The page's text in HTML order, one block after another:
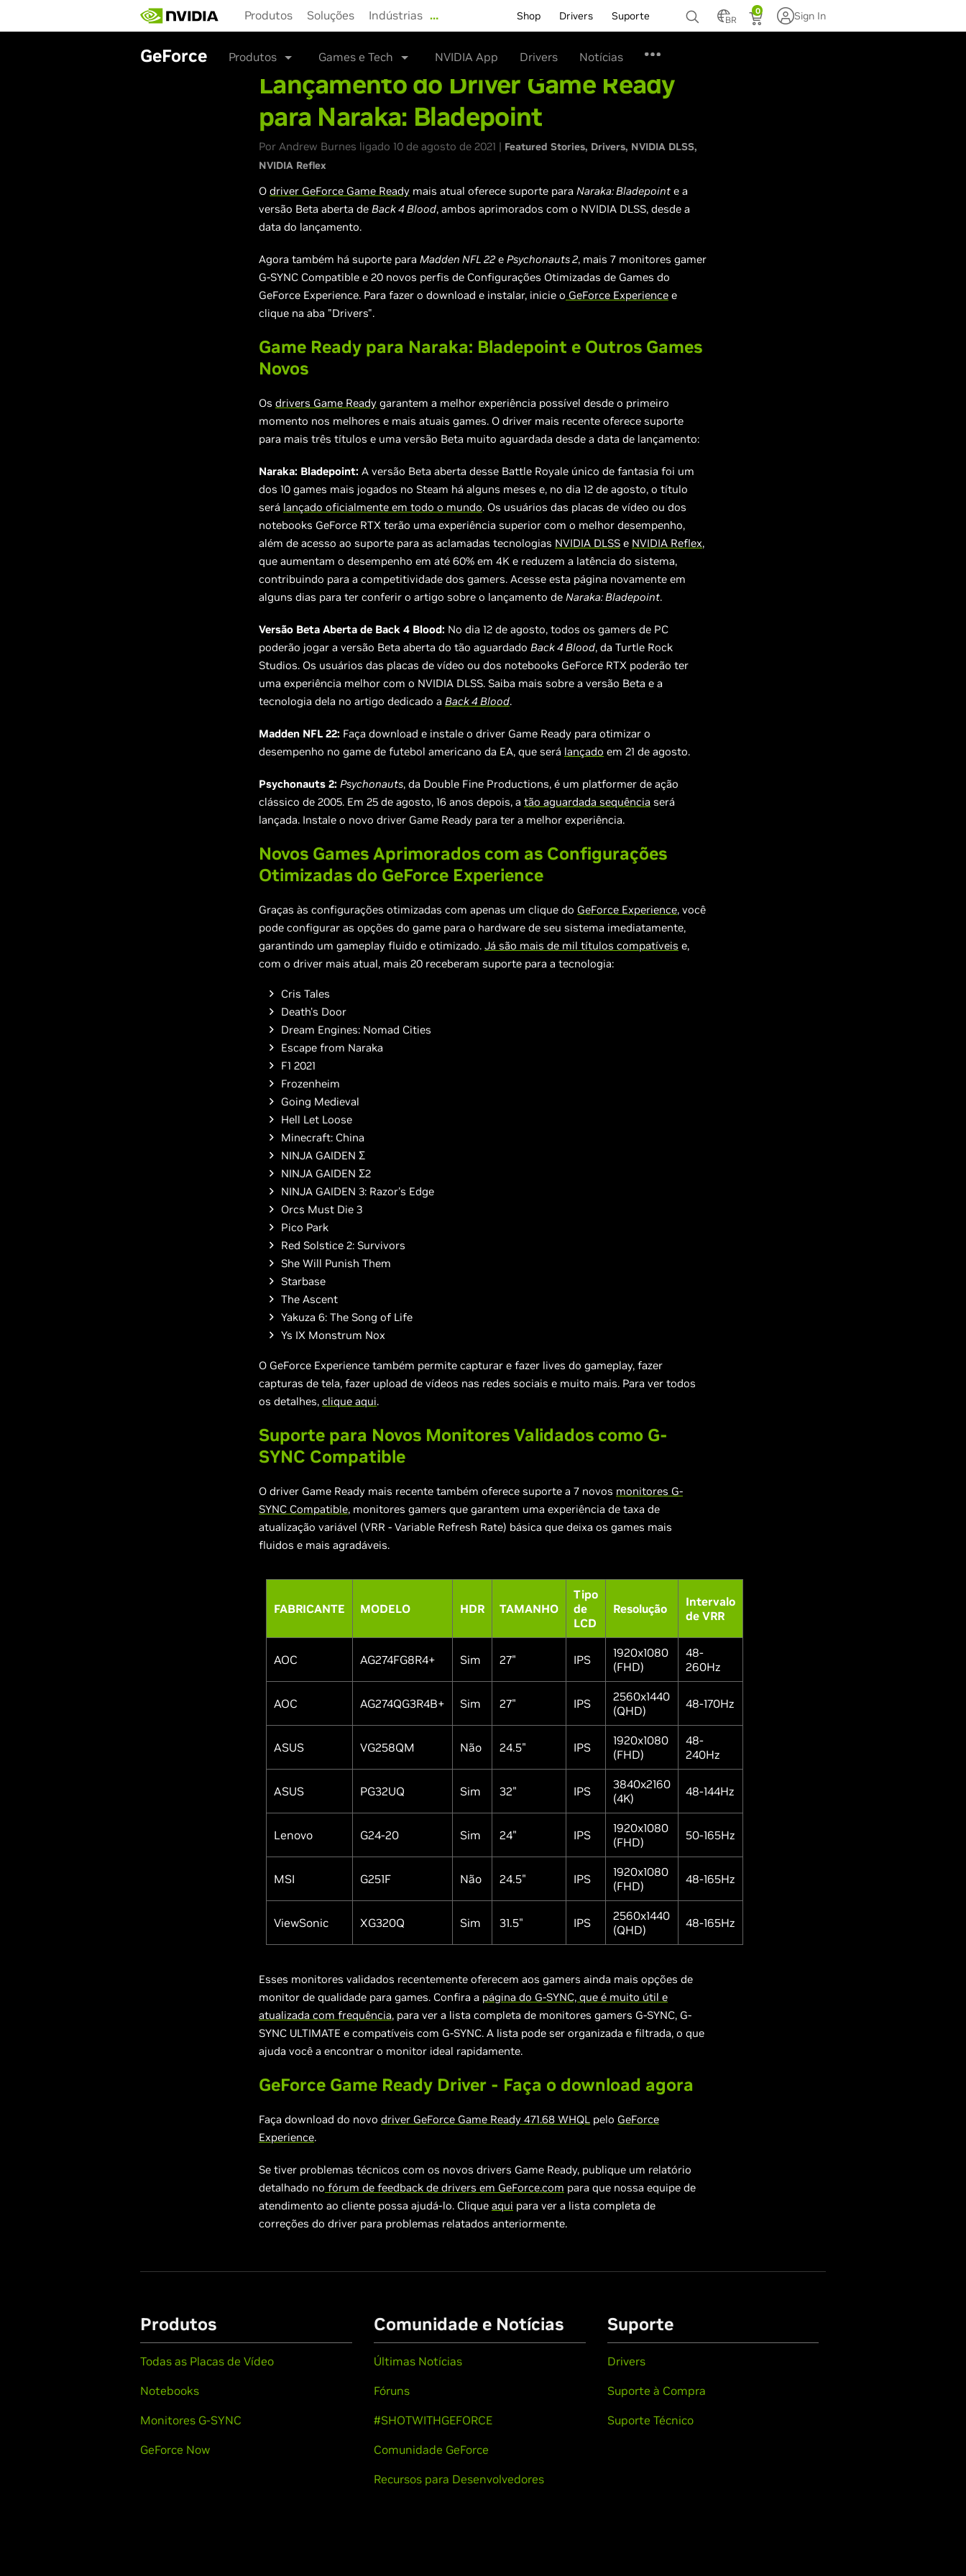
main
Produtos Soluções Indústrias … Shop Drivers Suporte BR
0 Sign In
GeForce Produtos Games e Tech NVIDIA App Drivers Notícias
Lançamento do Driver Game Ready
para Naraka: Bladepoint
Por Andrew Burnes ligado 10 de agosto de 2021 | Featured Stories Drivers NVIDIA DLSS
NVIDIA Reflex
O driver GeForce Game Ready mais atual oferece suporte para Naraka: Bladepoint e a
versão Beta aberta de Back 4 Blood, ambos aprimorados com o NVIDIA DLSS, desde a
data do lançamento.
Agora também há suporte para Madden NFL 22 e Psychonauts 2, mais 7 monitores gamer
G-SYNC Compatible e 20 novos perfis de Configurações Otimizadas de Games do
GeForce Experience. Para fazer o download e instalar, inicie o GeForce Experience e
clique na aba "Drivers".
Game Ready para Naraka: Bladepoint e Outros Games
Novos
Os drivers Game Ready garantem a melhor experiência possível desde o primeiro
momento nos melhores e mais atuais games. O driver mais recente oferece suporte
para mais três títulos e uma versão Beta muito aguardada desde a data de lançamento:
Naraka: Bladepoint: A versão Beta aberta desse Battle Royale único de fantasia foi um
dos 10 games mais jogados no Steam há alguns meses e, no dia 12 de agosto, o título
será lançado oficialmente em todo o mundo. Os usuários das placas de vídeo ou dos
notebooks GeForce RTX terão uma experiência superior com o melhor desempenho,
além de acesso ao suporte para as aclamadas tecnologias NVIDIA DLSS e NVIDIA Reflex,
que aumentam o desempenho em até 60% em 4K e reduzem a latência do sistema,
contribuindo para a competitividade dos gamers. Acesse esta página novamente em
alguns dias para ter conferir o artigo sobre o lançamento de Naraka: Bladepoint.
Versão Beta Aberta de Back 4 Blood: No dia 12 de agosto, todos os gamers de PC
poderão jogar a versão Beta aberta do tão aguardado Back 4 Blood, da Turtle Rock
Studios. Os usuários das placas de vídeo ou dos notebooks GeForce RTX poderão ter
uma experiência melhor com o NVIDIA DLSS. Saiba mais sobre a versão Beta e a
tecnologia dela no artigo dedicado a Back 4 Blood.
Madden NFL 22: Faça download e instale o driver Game Ready para otimizar o
desempenho no game de futebol americano da EA, que será lançado em 21 de agosto.
Psychonauts 2: Psychonauts, da Double Fine Productions, é um platformer de ação
clássico de 2005. Em 25 de agosto, 16 anos depois, a tão aguardada sequência será
lançada. Instale o novo driver Game Ready para ter a melhor experiência.
Novos Games Aprimorados com as Configurações
Otimizadas do GeForce Experience
Graças às configurações otimizadas com apenas um clique do GeForce Experience, você
pode configurar as opções do game para o hardware de seu sistema imediatamente,
garantindo um gameplay fluido e otimizado. Já são mais de mil títulos compatíveis e,
com o driver mais atual, mais 20 receberam suporte para a tecnologia:
Cris Tales
Death's Door
Dream Engines: Nomad Cities
Escape from Naraka
F1 2021
Frozenheim
Going Medieval
Hell Let Loose
Minecraft: China
NINJA GAIDEN Σ
NINJA GAIDEN Σ2
NINJA GAIDEN 3: Razor's Edge
Orcs Must Die 3
Pico Park
Red Solstice 2: Survivors
She Will Punish Them
Starbase
The Ascent
Yakuza 6: The Song of Life
Ys IX Monstrum Nox
O GeForce Experience também permite capturar e fazer lives do gameplay, fazer
capturas de tela, fazer upload de vídeos nas redes sociais e muito mais. Para ver todos
os detalhes, clique aqui.
Suporte para Novos Monitores Validados como G-
SYNC Compatible
O driver Game Ready mais recente também oferece suporte a 7 novos monitores G-
SYNC Compatible, monitores gamers que garantem uma experiência de taxa de
atualização variável (VRR - Variable Refresh Rate) básica que deixa os games mais
fluidos e mais agradáveis.
FABRICANTE MODELO HDR TAMANHO
Tipo
de
LCD
Resolução
Intervalo
de VRR
AOC AG274FG8R4+ Sim 27" IPS
1920x1080
(FHD)
48-
260Hz
AOC AG274QG3R4B+ Sim 27" IPS
2560x1440
(QHD)
48-170Hz
ASUS VG258QM Não 24.5" IPS
1920x1080
(FHD)
48-
240Hz
ASUS PG32UQ Sim 32" IPS
3840x2160
(4K)
48-144Hz
Lenovo G24-20 Sim 24" IPS
1920x1080
(FHD)
50-165Hz
MSI G251F Não 24.5" IPS
1920x1080
(FHD)
48-165Hz
ViewSonic XG320Q Sim 31.5" IPS
2560x1440
(QHD)
48-165Hz
Esses monitores validados recentemente oferecem aos gamers ainda mais opções de
monitor de qualidade para games. Confira a página do G-SYNC, que é muito útil e
atualizada com frequência, para ver a lista completa de monitores gamers G-SYNC, G-
SYNC ULTIMATE e compatíveis com G-SYNC. A lista pode ser organizada e filtrada, o que
ajuda você a encontrar o monitor ideal rapidamente.
GeForce Game Ready Driver - Faça o download agora
Faça download do novo driver GeForce Game Ready 471.68 WHQL pelo GeForce
Experience.
Se tiver problemas técnicos com os novos drivers Game Ready, publique um relatório
detalhado no fórum de feedback de drivers em GeForce.com para que nossa equipe de
atendimento ao cliente possa ajudá-lo. Clique aqui para ver a lista completa de
correções do driver para problemas relatados anteriormente.
Produtos
Todas as Placas de Vídeo
Notebooks
Monitores G-SYNC
GeForce Now
Comunidade e Notícias
Últimas Notícias
Fóruns
#SHOTWITHGEFORCE
Comunidade GeForce
Recursos para Desenvolvedores
Suporte
Drivers
Suporte à Compra
Suporte Técnico